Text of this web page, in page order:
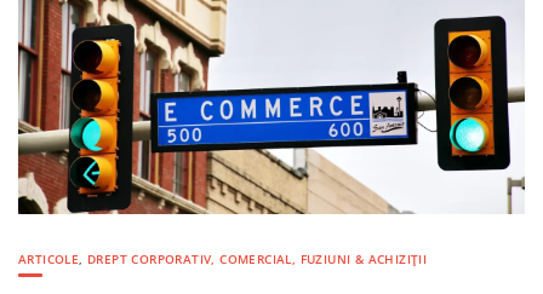
ARTICOLE, DREPT CORPORATIV, COMERCIAL, FUZIUNI & ACHIZIȚII